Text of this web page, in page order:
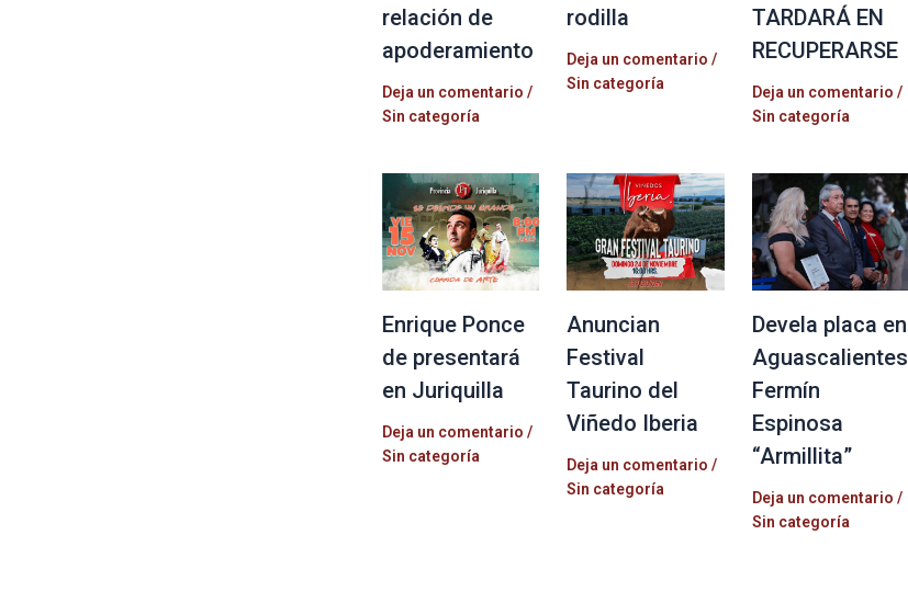
relación de
apoderamiento
Deja un comentario /
Sin categoría
rodilla
Deja un comentario /
Sin categoría
TARDARÁ EN
RECUPERARSE
Deja un comentario /
Sin categoría
Enrique Ponce
de presentará
en Juriquilla
Deja un comentario /
Sin categoría
Anuncian
Festival
Taurino del
Viñedo Iberia
Deja un comentario /
Sin categoría
Devela placa en
Aguascalientes
Fermín
Espinosa
“Armillita”
Deja un comentario /
Sin categoría